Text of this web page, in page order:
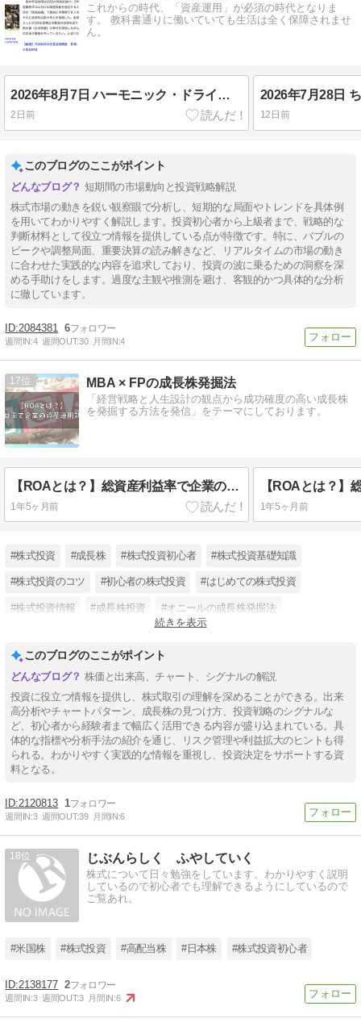
これからの時代、「資産運用」が必須の時代となりま
す。 教科書通りに働いていても生活は全く保障されませ
ん。
2026年8月7日 ハーモニック・ドライブとダイフクの決算を受けて、、、
2日前 12日前
このブログのここがポイント
短期間の市場動向と投資戦略解説
株式市場の動きを鋭い観察眼で分析し、短期的な局面やトレンドを具体例
を用いてわかりやすく解説します。投資初心者から上級者まで、戦略的な
判断材料として役立つ情報を提供している点が特徴です。特に、バブルの
ピークや調整局面、重要決算の読み解きなど、リアルタイムの市場の動き
に合わせた実践的な内容を追求しており、投資の波に乗るための洞察を深
める手助けをします。過度な主観や推測を避け、客観的かつ具体的な分析
に徹しています。
2084381 6
週間IN:4 週間OUT:30 月間IN:4
17 MBA × FPの成長株発掘法
「経営戦略と人生設計の観点から成功確度の高い成長株
を発掘する方法を発信」をテーマにしております。
【ROAとは？】総資産利益率で企業の資産運用効率を分析
1年5ヶ月前 1年5ヶ月前
#株式投資 #成長株 #株式投資初心者 #株式投資基礎知識
#株式投資のコツ #初心者の株式投資 #はじめての株式投資
#株式投資情報 #成長株投資 #オニールの成長株発掘法
続きを表示
このブログのここがポイント
株価と出来高、チャート、シグナルの解説
投資に役立つ情報を提供し、株式取引の理解を深めることができる。出来
高分析やチャートパターン、成長株の見つけ方、投資戦略のシグナルな
ど、初心者から経験者まで幅広く活用できる内容が盛り込まれている。具
体的な指標や分析手法の紹介を通じ、リスク管理や利益拡大のヒントも得
られる。わかりやすく実践的な情報を重視し、投資決定をサポートする資
料となる。
2120813 1
週間IN:3 週間OUT:39 月間IN:6
18 じぶんらしく ふやしていく
株式について日々勉強をしています。わかりやすく説明
しているので初心者でも理解できるようにしているので
ご覧あれ。
#米国株 #株式投資 #高配当株 #日本株 #株式投資初心者
2138177 2
週間IN:3 週間OUT:3 月間IN:6